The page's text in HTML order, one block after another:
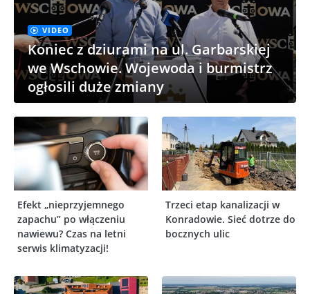
VIDEO
Koniec z dziurami na ul. Garbarskiej
we Wschowie. Wojewoda i burmistrz
ogłosili duże zmiany
Efekt „nieprzyjemnego
zapachu” po włączeniu
nawiewu? Czas na letni
serwis klimatyzacji!
Trzeci etap kanalizacji w
Konradowie. Sieć dotrze do
bocznych ulic